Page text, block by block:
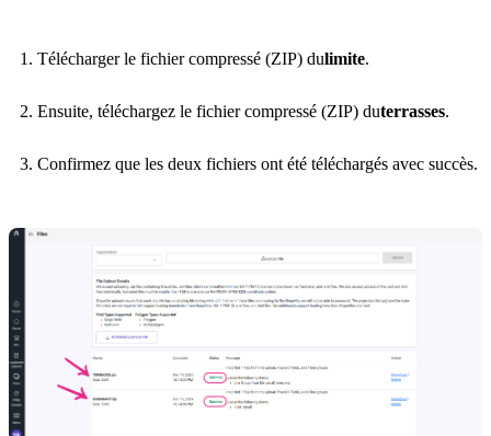
Télécharger le fichier compressé (ZIP) dulimite.
Ensuite, téléchargez le fichier compressé (ZIP) duterrasses.
Confirmez que les deux fichiers ont été téléchargés avec succès.